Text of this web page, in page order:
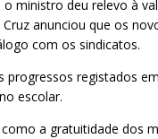
o ministro deu relevo à
Cruz anunciou que os
com os sindicatos.
progressos registados
escolar.
a gratuitidade dos